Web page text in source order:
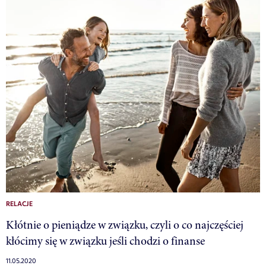
RELACJE
Kłótnie o pieniądze w związku, czyli o co najczęściej
kłócimy się w związku jeśli chodzi o finanse
11.05.2020